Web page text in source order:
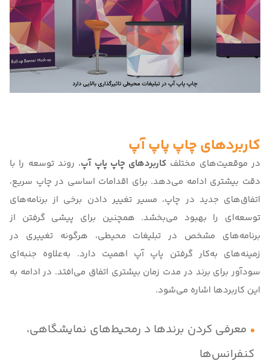
کاربردهای چاپ پاپ آپ
در موقعیت‌های مختلف کاربردهای چاپ پاپ آپ، روند توسعه را با
دقت بیشتری ادامه می‌دهد. برای اقدامات اساسی در چاپ سریع،
اتفاق‌های جدید در چاپ، مسیر تغییر دادن برخی از برنامه‌های
توسعه‌ای را بهبود می‌بخشد. همچنین برای پیشی گرفتن از
برنامه‌های مشخص در تبلیغات محیطی، هرگونه تغییری در
زمینه‌های به‌کار گرفتن پاپ آپ اهمیت دارد. به‌علاوه جنبه‌ای
سودآور برای برند در مدت زمان بیشتری اتفاق می‌افتد. در ادامه به
این کاربردها اشاره می‌شود.
معرفی کردن برندها د رمحیط‌های نمایشگاهی،
کنفرانس‌ها